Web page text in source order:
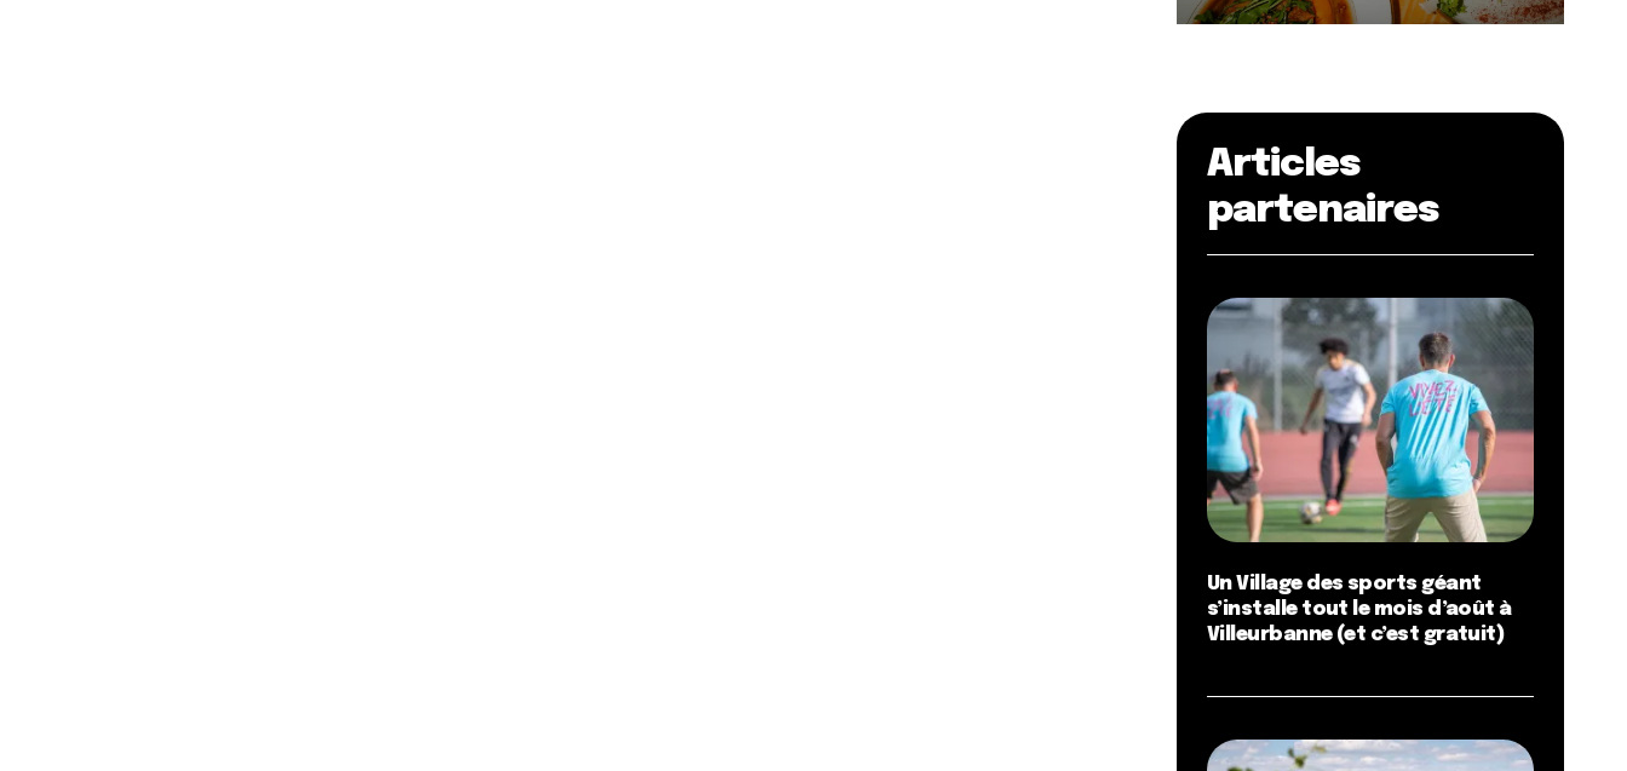
Articles
partenaires
Un Village des sports géant
s’installe tout le mois d’août à
Villeurbanne (et c’est gratuit)